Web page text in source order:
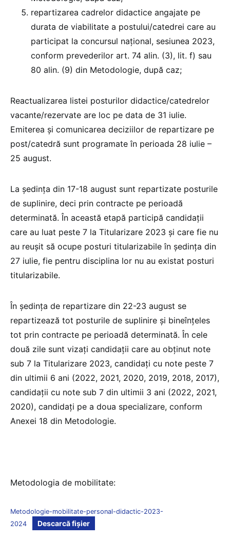
repartizarea cadrelor didactice angajate pe
durata de viabilitate a postului/catedrei care au
participat la concursul naţional, sesiunea 2023,
conform prevederilor art. 74 alin. (3), lit. f) sau
80 alin. (9) din Metodologie, după caz;
Reactualizarea listei posturilor didactice/catedrelor
vacante/rezervate are loc pe data de 31 iulie.
Emiterea și comunicarea deciziilor de repartizare pe
post/catedră sunt programate în perioada 28 iulie –
25 august.
La ședința din 17-18 august sunt repartizate posturile
de suplinire, deci prin contracte pe perioadă
determinată. În această etapă participă candidații
care au luat peste 7 la Titularizare 2023 și care fie nu
au reușit să ocupe posturi titularizabile în ședința din
27 iulie, fie pentru disciplina lor nu au existat posturi
titularizabile.
În ședința de repartizare din 22-23 august se
repartizează tot posturile de suplinire și bineînțeles
tot prin contracte pe perioadă determinată. În cele
două zile sunt vizați candidații care au obținut note
sub 7 la Titularizare 2023, candidați cu note peste 7
din ultimii 6 ani (2022, 2021, 2020, 2019, 2018, 2017),
candidații cu note sub 7 din ultimii 3 ani (2022, 2021,
2020), candidați pe a doua specializare, conform
Anexei 18 din Metodologie.
Metodologia de mobilitate:
Metodologie-mobilitate-personal-didactic-2023-
2024
Descarcă fișier